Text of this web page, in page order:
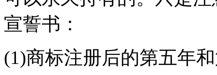
宣誓书：
(1)商标注册后的第五年